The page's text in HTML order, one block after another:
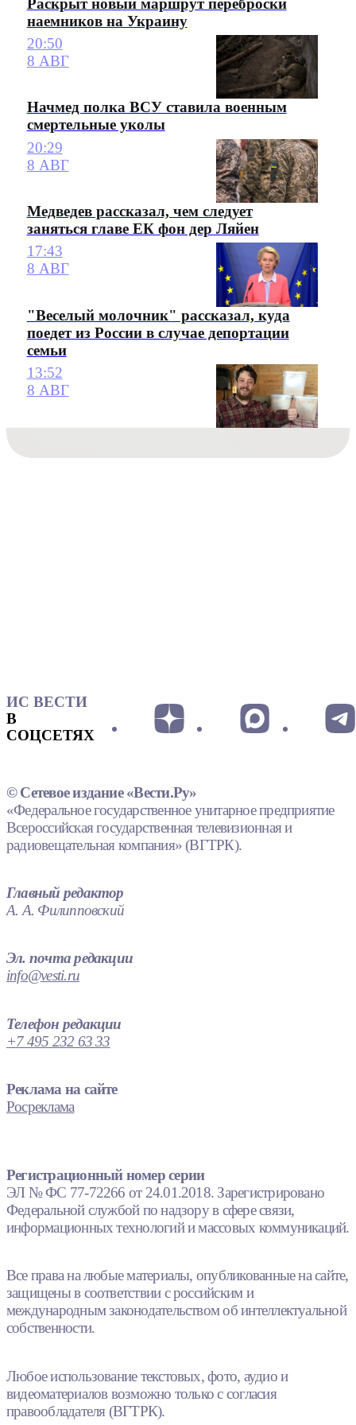
наемников на Украину
20:50
8 АВГ
Начмед полка ВСУ ставила военным
смертельные уколы
20:29
8 АВГ
Медведев рассказал, чем следует
заняться главе ЕК фон дер Ляйен
17:43
8 АВГ
"Веселый молочник" рассказал, куда
поедет из России в случае депортации
семьи
13:52
8 АВГ
ИС ВЕСТИ
В
СОЦСЕТЯХ
© Сетевое издание «Вести.Ру»
«Федеральное государственное унитарное предприятие
Всероссийская государственная телевизионная и
радиовещательная компания» (ВГТРК).
Главный редактор
А. А. Филипповский
Эл. почта редакции
info@vesti.ru
Телефон редакции
+7 495 232 63 33
Реклама на сайте
Росреклама
Регистрационный номер серии
ЭЛ № ФС 77-72266 от 24.01.2018. Зарегистрировано
Федеральной службой по надзору в сфере связи,
информационных технологий и массовых коммуникаций.
Все права на любые материалы, опубликованные на сайте,
защищены в соответствии с российским и
международным законодательством об интеллектуальной
собственности.
Любое использование текстовых, фото, аудио и
видеоматериалов возможно только с согласия
правообладателя (ВГТРК).